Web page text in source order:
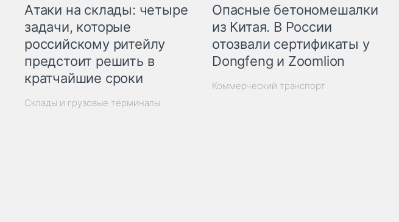
Атаки на склады: четыре
задачи, которые
российскому ритейлу
предстоит решить в
кратчайшие сроки
Склады и грузовые терминалы
Опасные бетономешалки
из Китая. В России
отозвали сертификаты у
Dongfeng и Zoomlion
Коммерческий транспорт